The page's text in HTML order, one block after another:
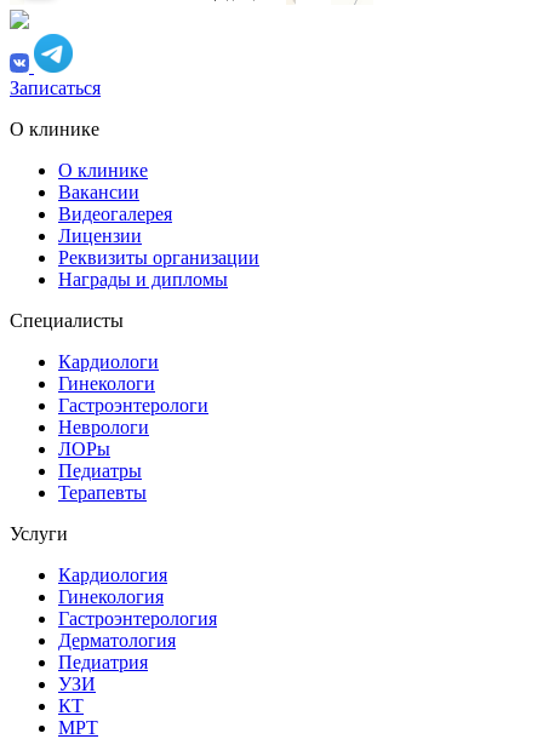
Записаться
О клинике
О клинике
Вакансии
Видеогалерея
Лицензии
Реквизиты организации
Награды и дипломы
Специалисты
Кардиологи
Гинекологи
Гастроэнтерологи
Неврологи
ЛОРы
Педиатры
Терапевты
Услуги
Кардиология
Гинекология
Гастроэнтерология
Дерматология
Педиатрия
УЗИ
КТ
МРТ